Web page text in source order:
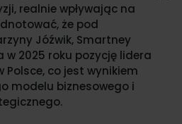
realnie wpływając na
że pod
Jóźwik, Smartney
w 2025 roku pozycję lidera
Polsce, co jest wynikiem
modelu biznesowego i